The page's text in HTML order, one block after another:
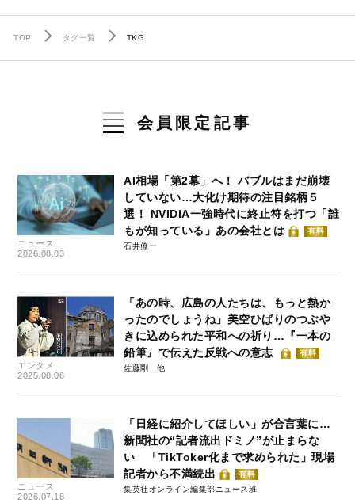
TOP タグ一覧 TKG
会員限定記事
ニュース
2026.08.03
AI相場「第2幕」へ！ バブルはまだ崩壊
していない…大化け期待の注目銘柄５
選！ NVIDIA一強時代に終止符を打つ「誰
もが知っている」あの会社とは
有料
石井僚一
エンタメ
2025.08.06
「あの時、広島の人たちは、もっと熱か
ったのでしょうね」美空ひばりのつぶや
きに込められた平和への祈り…『一本の
鉛筆』で伝えた反戦への意志
有料
佐藤剛
ニュース
2026.07.18
「日経に紹介してほしい」が合言葉に…
新聞社の“記者流出ドミノ”が止まらな
い 「TikToker化まで求められた」現場
記者から不満続出
有料
集英社オンライン編集部ニュース班